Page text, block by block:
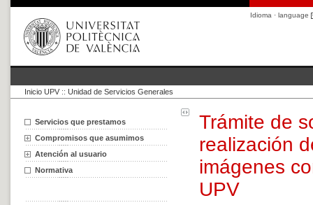
Idioma · language
Inicio UPV :: Unidad de Servicios Generales
Servicios que prestamos
Compromisos que asumimos
Atención al usuario
Normativa
Trámite de
realización
imágenes
UPV